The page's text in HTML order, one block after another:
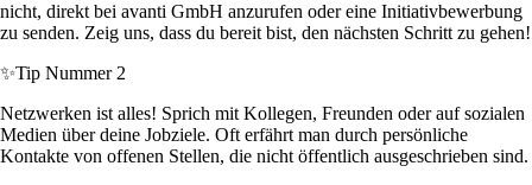
nicht, direkt bei avanti GmbH anzurufen oder eine Initiativbewerbung
zu senden. Zeig uns, dass du bereit bist, den nächsten Schritt zu gehen!
✨Tip Nummer 2
Netzwerken ist alles! Sprich mit Kollegen, Freunden oder auf sozialen
Medien über deine Jobziele. Oft erfährt man durch persönliche
Kontakte von offenen Stellen, die nicht öffentlich ausgeschrieben sind.